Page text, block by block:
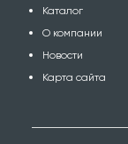
Каталог
О компании
Новости
Карта сайта